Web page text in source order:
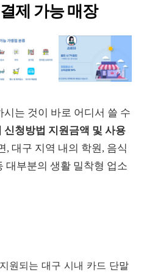
제 가능 매장
는 것이 바로 어디서 쓸 수
신청방법 지원금액 및 사용
, 대구 지역 내의 학원, 음식
대부분의 생활 밀착형 업소
원되는 대구 시내 카드 단말